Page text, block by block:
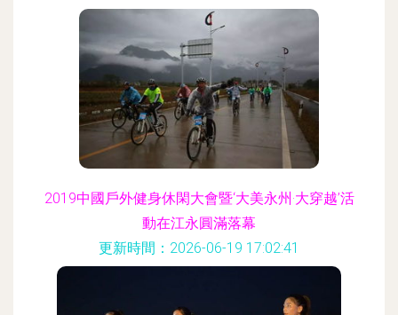
2019中國戶外健身休閑大會暨‘大美永州·大穿越’活
動在江永圓滿落幕
更新時間：2026-06-19 17:02:41